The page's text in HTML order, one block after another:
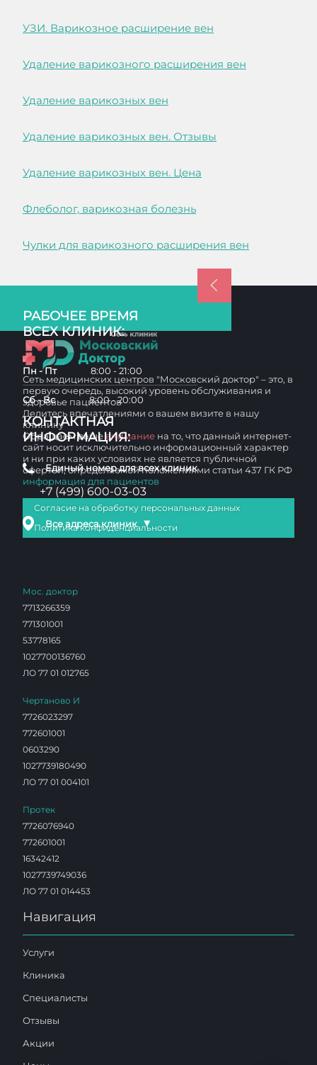
УЗИ. Варикозное расширение вен
Удаление варикозного расширения вен
Удаление варикозных вен
Удаление варикозных вен. Отзывы
Удаление варикозных вен. Цена
Флеболог, варикозная болезнь
Чулки для варикозного расширения вен
РАБОЧЕЕ ВРЕМЯ
ВСЕХ КЛИНИК:
Пн - Пт 8:00 - 21:00
Сб - Вс 8:00 - 20:00
КОНТАКТНАЯ
ИНФОРМАЦИЯ:
Единый номер для всех клиник
+7 (499) 600-03-03
Все адреса клиник ▼
Сеть медицинских центров "Московский доктор" – это, в
первую очередь, высокий уровень обслуживания и
здоровье пациентов
Делитесь впечатлениями о вашем визите в нашу
клинику
Обращаем вашевнимание на то, что данный интернет-
сайт носит исключительно информационный характер
и ни при каких условиях не является публичной
офертой, определяемой положениями статьи 437 ГК РФ
информация для пациентов
Согласие на обработку персональных данных
Политика конфиденциальности
Мос. доктор
7713266359
771301001
53778165
1027700136760
ЛО 77 01 012765
Чертаново И
7726023297
772601001
0603290
1027739180490
ЛО 77 01 004101
Протек
7726076940
772601001
16342412
1027739749036
ЛО 77 01 014453
Навигация
Услуги
Клиника
Специалисты
Отзывы
Акции